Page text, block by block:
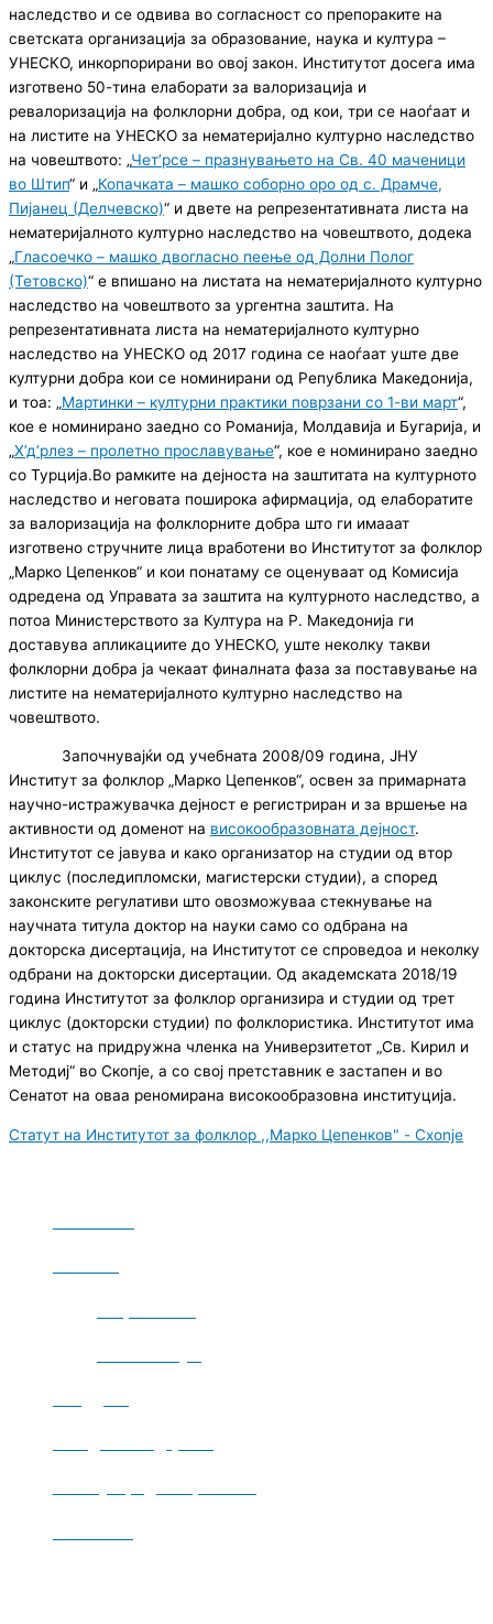
наследство и се одвива во согласност со препораките на
светската организација за образование, наука и култура –
УНЕСКО, инкорпорирани во овој закон. Институтот досега има
изготвено 50-тина елаборати за валоризација и
ревалоризација на фолклорни добра, од кои, три се наоѓаат и
на листите на УНЕСКО за нематеријално културно наследство
на човештвото: „Чет’рсе – празнувањето на Св. 40 маченици
во Штип“ и „Копачката – машко соборно оро од с. Драмче,
Пијанец (Делчевско)“ и двете на репрезентативната листа на
нематеријалното културно наследство на човештвото, додека
„Гласоечко – машко двогласно пеење од Долни Полог
(Тетовско)“ е впишано на листата на нематеријалното културно
наследство на човештвото за ургентна заштита. На
репрезентативната листа на нематеријалното културно
наследство на УНЕСКО од 2017 година се наоѓаат уште две
културни добра кои се номинирани од Република Македонија,
и тоа: „Мартинки – културни практики поврзани со 1-ви март“,
кое е номинирано заедно со Романија, Молдавија и Бугарија, и
„Х’д’рлез – пролетно прославување“, кое е номинирано заедно
со Турција.Во рамките на дејноста на заштитата на културното
наследство и неговата поширока афирмација, од елаборатите
за валоризација на фолклорните добра што ги имааат
изготвено стручните лица вработени во Институтот за фолклор
„Марко Цепенков“ и кои понатаму се оценуваат од Комисија
одредена од Управата за заштита на културното наследство, а
потоа Министерството за Култура на Р. Македонија ги
доставува апликациите до УНЕСКО, уште неколку такви
фолклорни добра ја чекаат финалната фаза за поставување на
листите на нематеријалното културно наследство на
човештвото.
Започнувајќи од учебната 2008/09 година, ЈНУ
Институт за фолклор „Марко Цепенков“, освен за примарната
научно-истражувачка дејност е регистриран и за вршење на
активности од доменот на високообразовната дејност.
Институтот се јавува и како организатор на студии од втор
циклус (последипломски, магистерски студии), а според
законските регулативи што овозможуваа стекнување на
научната титула доктор на науки само со одбрана на
докторска дисертација, на Институтот се спроведоа и неколку
одбрани на докторски дисертации. Од академската 2018/19
година Институтот за фолклор организира и студии од трет
циклус (докторски студии) по фолклористика. Институтот има
и статус на придружна членка на Универзитетот „Св. Кирил и
Методиј“ во Скопје, а со свој претставник е застапен и во
Сенатот на оваа реномирана високообразовна институција.
Статут на Институтот за фолклор ,,Марко Цепенков" - Cxonje